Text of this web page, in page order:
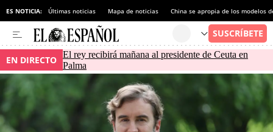
ES NOTICIA: Últimas noticias Mapa de noticias China se apropia de los modelos
EN DIRECTO El rey recibirá mañana al presidente de Ceuta en
Palma